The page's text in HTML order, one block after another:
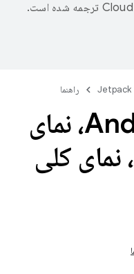
ترجمه شده است.
Jetpack راهنما
X، نمای
X، نمای کلی